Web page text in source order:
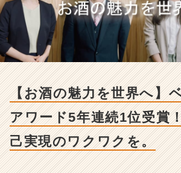
酒
の
魅
へ】
ベ
ス
ス
【お酒の魅力を世界へ】
アワード5年連続1位受賞
己実現のワクワクを。